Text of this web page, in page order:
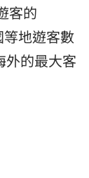
客的
地遊客數
外的最大客